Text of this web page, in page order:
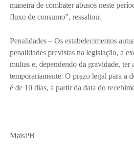
maneira de combater abusos neste
fluxo de consumo”, ressaltou.
Penalidades – Os estabelecimentos
penalidades previstas na legislação, a
multas e, dependendo da gravidade, ter
temporariamente. O prazo legal para a
é de 10 dias, a partir da data do
MaisPB